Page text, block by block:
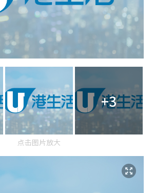
+3
点击图片放大